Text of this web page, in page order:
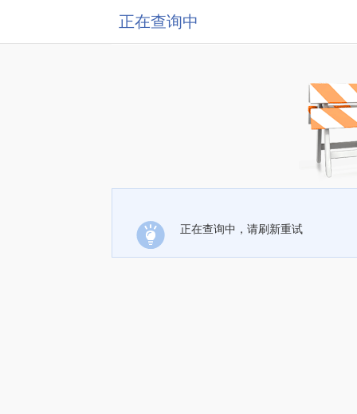
正在查询中
正在查询中，请刷新重试